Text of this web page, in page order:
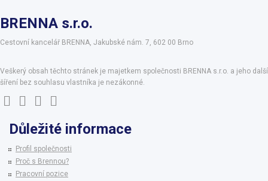
BRENNA s.r.o.
Cestovní kancelář BRENNA, Jakubské nám. 7, 602 00 Brno
Veškerý obsah těchto stránek je majetkem společnosti BRENNA s.r.o. a jeho další
šíření bez souhlasu vlastníka je nezákonné.
Důležité informace
Profil společnosti
Proč s Brennou?
Pracovní pozice